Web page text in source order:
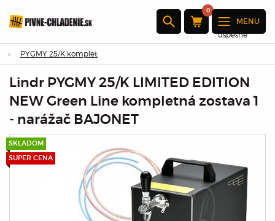
0
Produkt bol
úspešne
pridaný do
×
Množstvo :
Pokračovať
Prejdite k
pokladni
MENU
PYGMY 25/K komplet
Lindr PYGMY 25/K LIMITED EDITION
NEW Green Line kompletná zostava 1
- narážač BAJONET
SKLADOM
SUPER CENA